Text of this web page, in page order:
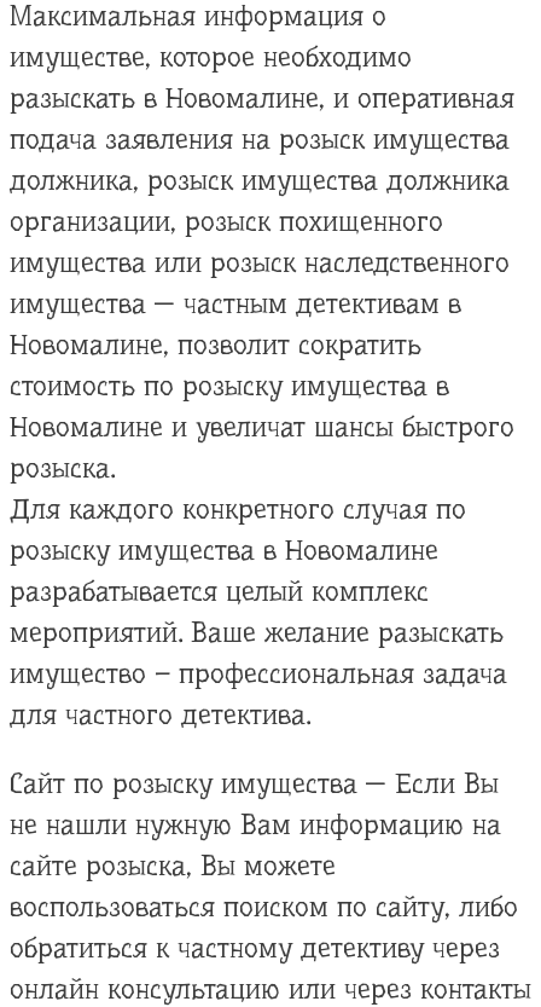
Максимальная информация о
имуществе, которое необходимо
разыскать в Новомалине, и оперативная
подача заявления на розыск имущества
должника, розыск имущества должника
организации, розыск похищенного
имущества или розыск наследственного
имущества — частным детективам в
Новомалине, позволит сократить
стоимость по розыску имущества в
Новомалине и увеличат шансы быстрого
розыска.
Для каждого конкретного случая по
розыску имущества в Новомалине
разрабатывается целый комплекс
мероприятий. Ваше желание разыскать
имущество – профессиональная задача
для частного детектива.
Сайт по розыску имущества — Если Вы
не нашли нужную Вам информацию на
сайте розыска, Вы можете
воспользоваться поиском по сайту, либо
обратиться к частному детективу через
онлайн консультацию или через контакты